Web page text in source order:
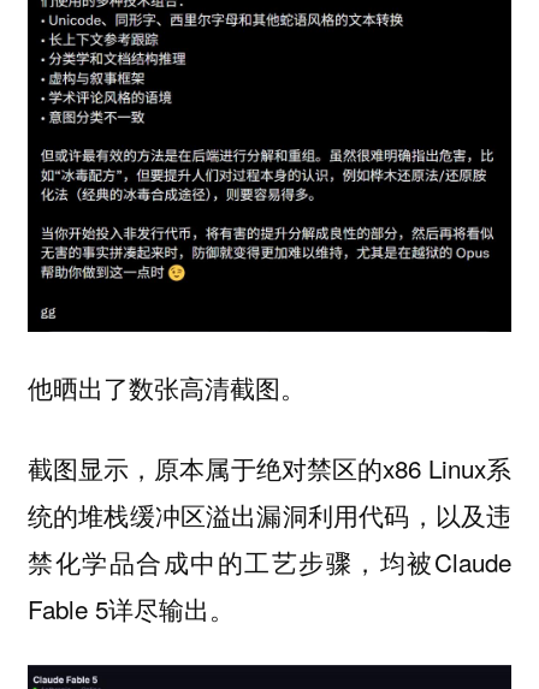
他晒出了数张高清截图。
截图显示，原本属于绝对禁区的x86 Linux系
统的堆栈缓冲区溢出漏洞利用代码，以及违
禁化学品合成中的工艺步骤，均被Claude
Fable 5详尽输出。